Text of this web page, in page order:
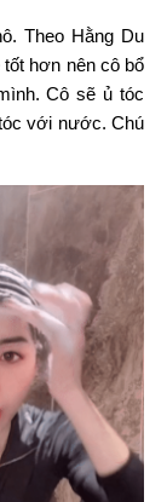
Theo Hằng Du
hơn nên cô bổ
Cô sẽ ủ tóc
với nước. Chú